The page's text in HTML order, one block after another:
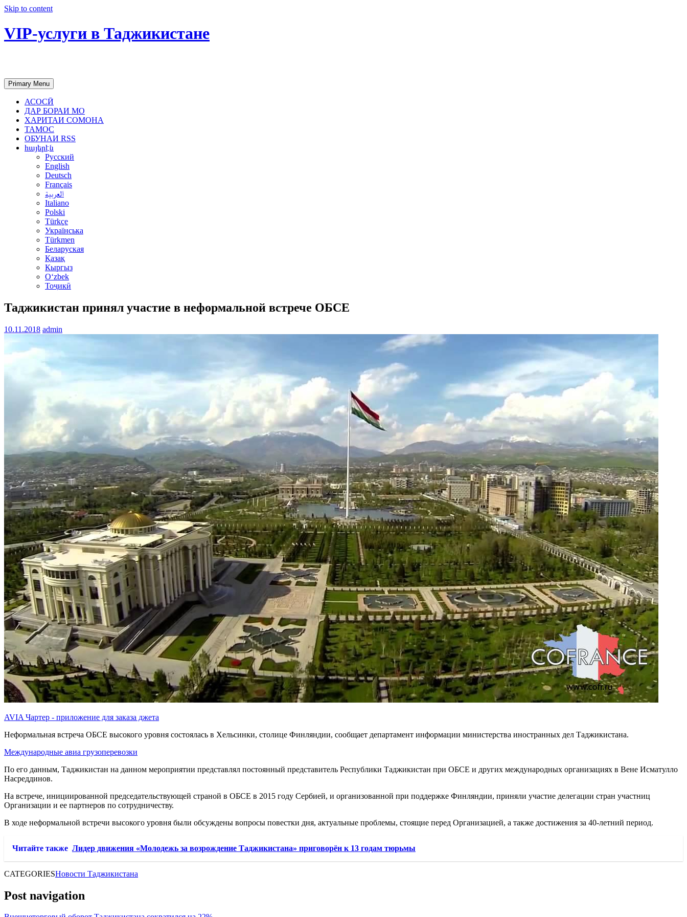
Skip to content
VIP-услуги в Таджикистане
Primary Menu
АСОСӢ
ДАР БОРАИ МО
ХАРИТАИ СОМОНА
ТАМОС
ОБУНАИ RSS
հայերէն
Русский
English
Deutsch
Français
العربية
Italiano
Polski
Türkçe
Українська
Türkmen
Беларуская
Қазақ
Кыргыз
Oʻzbek
Тоҷикӣ
Таджикистан принял участие в неформальной встрече ОБСЕ
10.11.2018 admin
AVIA Чартер - приложение для заказа джета
Неформальная встреча ОБСЕ высокого уровня состоялась в Хельсинки, столице Финляндии, сообщает департамент информации министерства иностранных дел Таджикистана.
Международные авиа грузоперевозки
По его данным, Таджикистан на данном мероприятии представлял постоянный представитель Республики Таджикистан при ОБСЕ и других международных организациях в Вене Исматулло
Насреддинов.
На встрече, инициированной председательствующей страной в ОБСЕ в 2015 году Сербией, и организованной при поддержке Финляндии, приняли участие делегации стран участниц
Организации и ее партнеров по сотрудничеству.
В ходе неформальной встречи высокого уровня были обсуждены вопросы повестки дня, актуальные проблемы, стоящие перед Организацией, а также достижения за 40-летний период.
Читайте также Лидер движения «Молодежь за возрождение Таджикистана» приговорён к 13 годам тюрьмы
CATEGORIESНовости Таджикистана
Post navigation